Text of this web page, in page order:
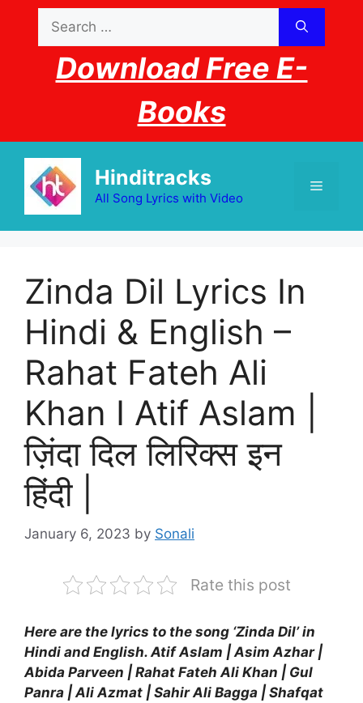
content
for:
Download Free E-
Books
Hinditracks
All Song Lyrics with Video
Menu
Zinda Dil Lyrics In
Hindi & English –
Rahat Fateh Ali
Khan I Atif Aslam |
ज़िंदा दिल लिरिक्स इन
हिंदी |
January 6, 2023 by Sonali
Rate this post
Here are the lyrics to the song ‘Zinda Dil’ in
Hindi and English. Atif Aslam | Asim Azhar |
Abida Parveen | Rahat Fateh Ali Khan | Gul
Panra | Ali Azmat | Sahir Ali Bagga | Shafqat